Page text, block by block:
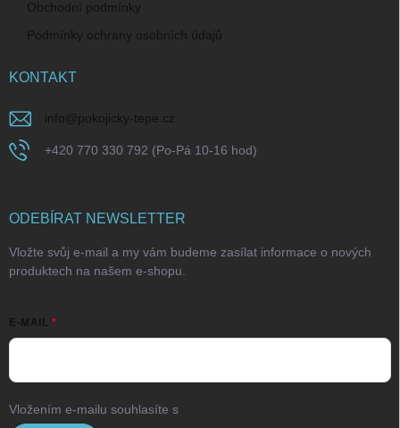
Obchodní podmínky
Podmínky ochrany osobních údajů
KONTAKT
info @pokojicky-tepe.cz
+420 770 330 792 (Po-Pá 10-16 hod)
ODEBÍRAT NEWSLETTER
Vložte svůj e-mail a my vám budeme zasílat informace o nových
produktech na našem e-shopu.
E-MAIL
Vložením e-mailu souhlasíte s